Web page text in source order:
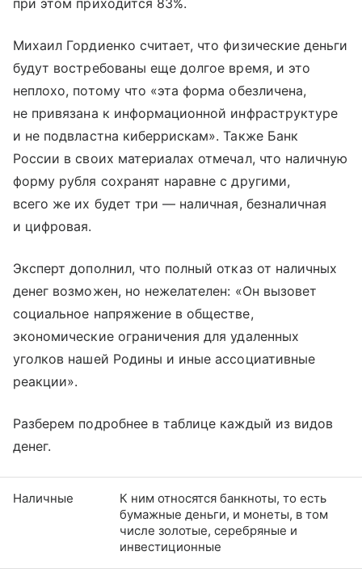
при этом приходится 83%.
Михаил Гордиенко считает, что физические деньги
будут востребованы еще долгое время, и это
неплохо, потому что «‎‎эта форма обезличена,
не привязана к информационной инфраструктуре
и не подвластна киберрискам». Также Банк
России в своих материалах отмечал, что наличную
форму рубля сохранят наравне с другими,
всего же их будет три — наличная, безналичная
и цифровая.
Эксперт дополнил, что полный отказ от наличных
денег возможен, но нежелателен: «‎‎Он вызовет
социальное напряжение в обществе,
экономические ограничения для удаленных
уголков нашей Родины и иные ассоциативные
реакции».
Разберем подробнее в таблице каждый из видов
денег.
Наличные
К ним относятся банкноты, то есть
бумажные деньги, и монеты, в том
числе золотые, серебряные и
инвестиционные